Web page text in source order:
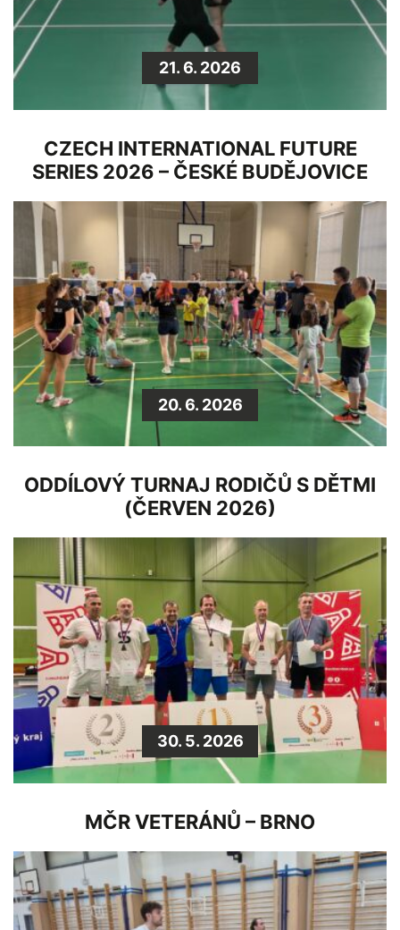
21. 6. 2026
CZECH INTERNATIONAL FUTURE
SERIES 2026 – ČESKÉ BUDĚJOVICE
20. 6. 2026
ODDÍLOVÝ TURNAJ RODIČŮ S DĚTMI
(ČERVEN 2026)
30. 5. 2026
MČR VETERÁNŮ – BRNO